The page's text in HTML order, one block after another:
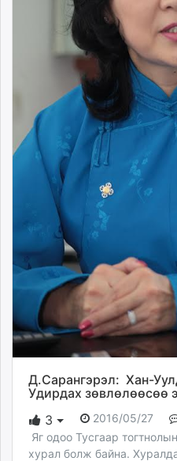
Д.Сарангэрэл: Хан-
Удирдах зөвлөлөөсөө
3
2016/05/27
Яг одоо Тусгаар
хурал болж байна.